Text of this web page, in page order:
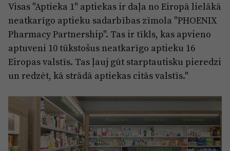
Visas "Aptieka 1" aptiekas ir daļa no Eiropā lielākā
neatkarīgo aptieku sadarbības zīmola "PHOENIX
Pharmacy Partnership". Tas ir tīkls, kas apvieno
aptuveni 10 tūkstošus neatkarīgo aptieku 16
Eiropas valstīs. Tas ļauj gūt starptautisku pieredzi
un redzēt, kā strādā aptiekas citās valstīs."